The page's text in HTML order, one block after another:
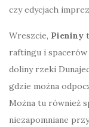
czy edycjach
Wreszcie, Pieniny
raftingu i spacerów
doliny rzeki
gdzie można
Można tu również
niezapomniane